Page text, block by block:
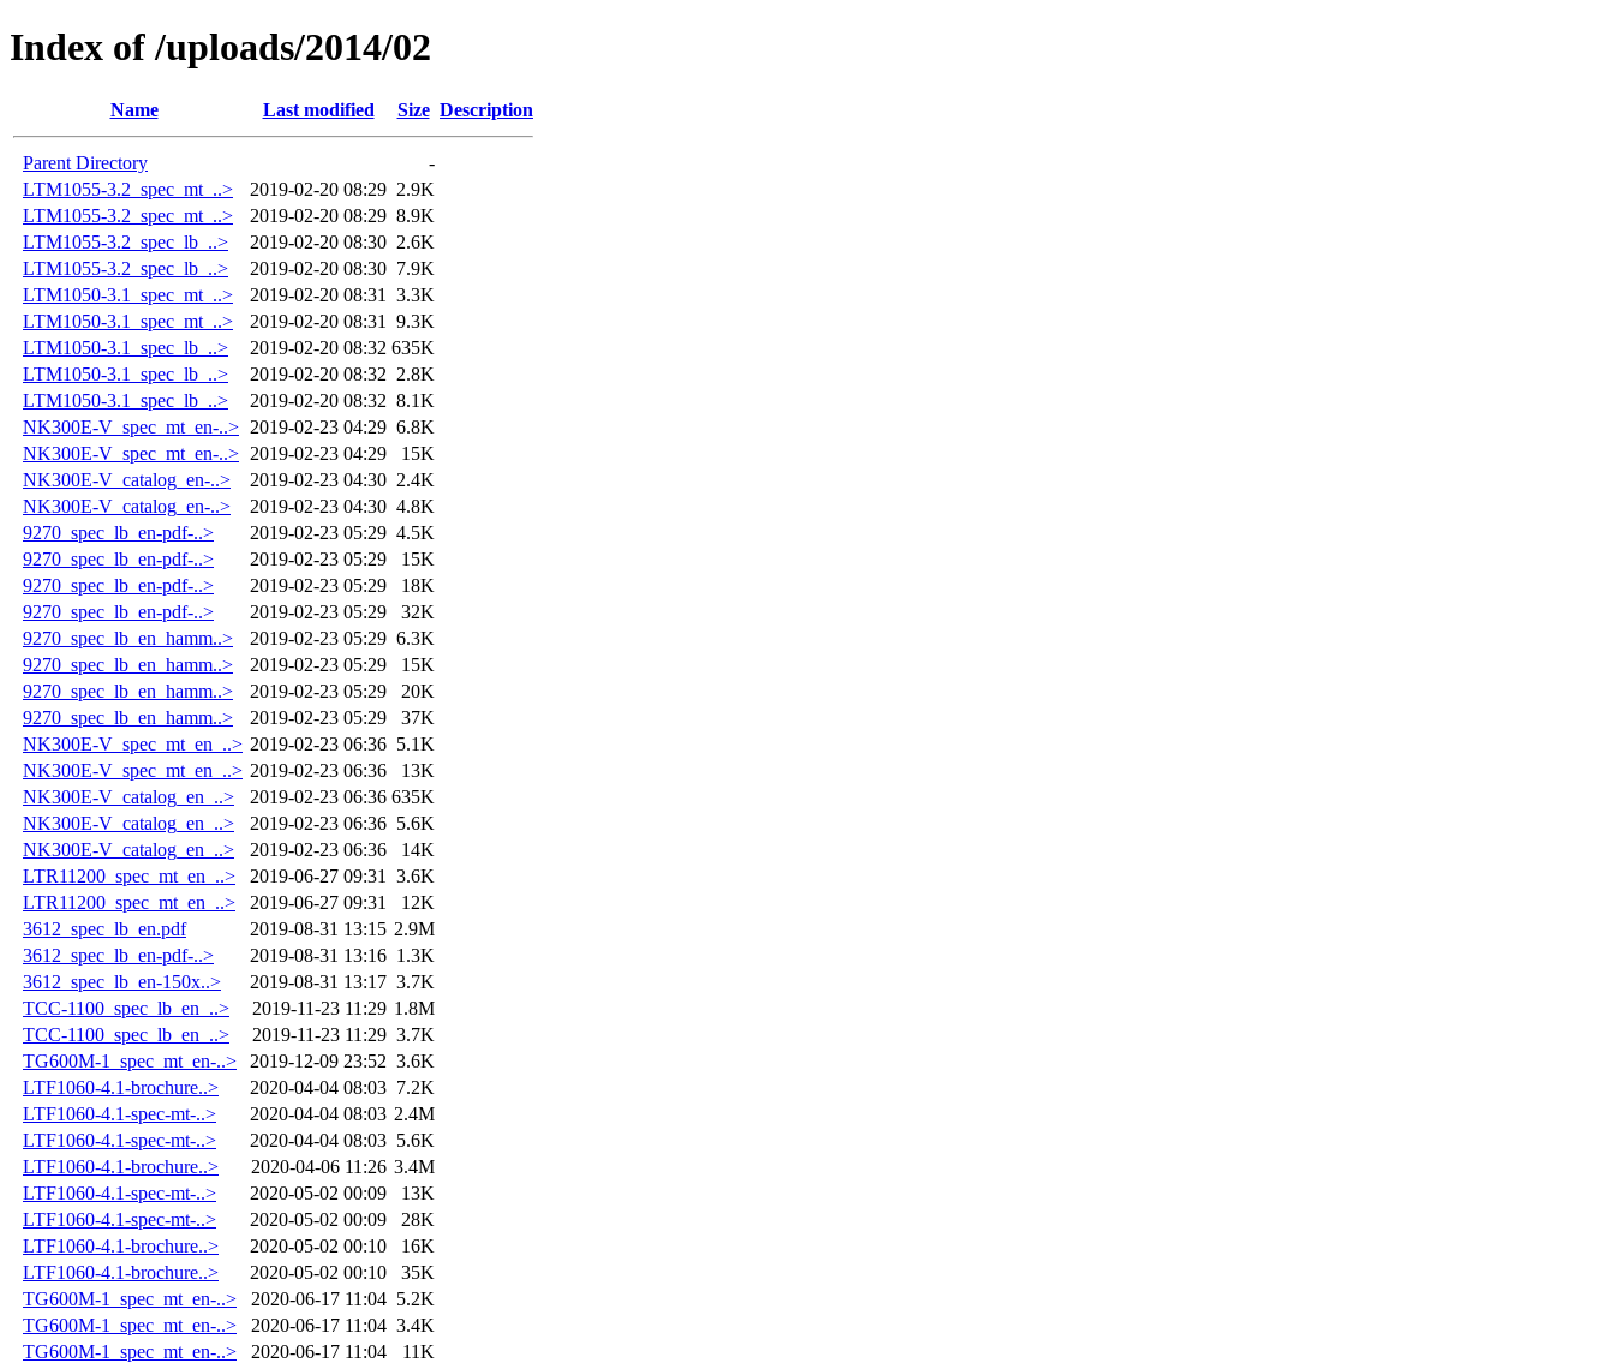
Index of /uploads/2014/02
Name Last modified Size Description
Parent Directory
-
LTM1055-3.2_spec_mt_..>
2019-02-20 08:29 2.9K
LTM1055-3.2_spec_mt_..>
2019-02-20 08:29 8.9K
LTM1055-3.2_spec_lb_..>
2019-02-20 08:30 2.6K
LTM1055-3.2_spec_lb_..>
2019-02-20 08:30 7.9K
LTM1050-3.1_spec_mt_..>
2019-02-20 08:31
3.3K
LTM1050-3.1_spec_mt_..>
2019-02-20 08:31
9.3K
LTM1050-3.1_spec_lb_..>
2019-02-20 08:32 635K
LTM1050-3.1_spec_lb_..>
2019-02-20 08:32 2.8K
LTM1050-3.1_spec_lb_..>
2019-02-20 08:32 8.1K
NK300E-V_spec_mt_en-..> 2019-02-23 04:29 6.8K
NK300E-V_spec_mt_en-..> 2019-02-23 04:29
15K
NK300E-V_catalog_en-..>
2019-02-23 04:30 2.4K
NK300E-V_catalog_en-..>
2019-02-23 04:30 4.8K
9270_spec_lb_en-pdf-..>
2019-02-23 05:29 4.5K
9270_spec_lb_en-pdf-..>
2019-02-23 05:29
15K
9270_spec_lb_en-pdf-..>
2019-02-23 05:29
18K
9270_spec_lb_en-pdf-..>
2019-02-23 05:29
32K
9270_spec_lb_en_hamm..>
2019-02-23 05:29 6.3K
9270_spec_lb_en_hamm..>
2019-02-23 05:29
15K
9270_spec_lb_en_hamm..>
2019-02-23 05:29
20K
9270_spec_lb_en_hamm..>
2019-02-23 05:29
37K
NK300E-V_spec_mt_en_..> 2019-02-23 06:36 5.1K
NK300E-V_spec_mt_en_..> 2019-02-23 06:36
13K
NK300E-V_catalog_en_..>
2019-02-23 06:36 635K
NK300E-V_catalog_en_..>
2019-02-23 06:36 5.6K
NK300E-V_catalog_en_..>
2019-02-23 06:36
14K
LTR11200_spec_mt_en_..>
2019-06-27 09:31
3.6K
LTR11200_spec_mt_en_..>
2019-06-27 09:31
12K
3612_spec_lb_en.pdf
2019-08-31 13:15 2.9M
3612_spec_lb_en-pdf-..>
2019-08-31 13:16 1.3K
3612_spec_lb_en-150x..>
2019-08-31 13:17 3.7K
TCC-1100_spec_lb_en_..>
2019-11-23 11:29 1.8M
TCC-1100_spec_lb_en_..>
2019-11-23 11:29 3.7K
TG600M-1_spec_mt_en-..>
2019-12-09 23:52 3.6K
LTF1060-4.1-brochure..>
2020-04-04 08:03 7.2K
LTF1060-4.1-spec-mt-..>
2020-04-04 08:03 2.4M
LTF1060-4.1-spec-mt-..>
2020-04-04 08:03 5.6K
LTF1060-4.1-brochure..>
2020-04-06 11:26 3.4M
LTF1060-4.1-spec-mt-..>
2020-05-02 00:09
13K
LTF1060-4.1-spec-mt-..>
2020-05-02 00:09
28K
LTF1060-4.1-brochure..>
2020-05-02 00:10
16K
LTF1060-4.1-brochure..>
2020-05-02 00:10
35K
TG600M-1_spec_mt_en-..>
2020-06-17 11:04 5.2K
TG600M-1_spec_mt_en-..>
2020-06-17 11:04 3.4K
TG600M-1_spec_mt_en-..>
2020-06-17 11:04
11K